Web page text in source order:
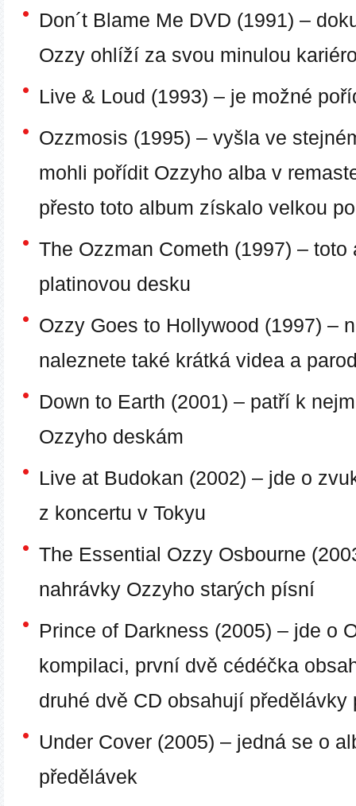
Don´t Blame Me DVD (1991) –
Ozzy ohlíží za svou minulou
Live & Loud (1993) – je možné
Ozzmosis (1995) – vyšla ve
mohli pořídit Ozzyho alba v
přesto toto album získalo velkou
The Ozzman Cometh (1997) – toto
platinovou desku
Ozzy Goes to Hollywood (1997) –
naleznete také krátká videa a
Down to Earth (2001) – patří k
Ozzyho deskám
Live at Budokan (2002) – jde o
z koncertu v Tokyu
The Essential Ozzy Osbourne
nahrávky Ozzyho starých písní
Prince of Darkness (2005) – jde o
kompilaci, první dvě cédéčka
druhé dvě CD obsahují předělávky
Under Cover (2005) – jedná se o
předělávek